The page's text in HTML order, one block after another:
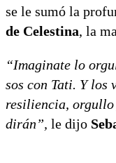
se le sumó la
de Celestina, la
“Imaginate lo
sos con Tati. Y los
resiliencia, orgullo
dirán”, le dijo